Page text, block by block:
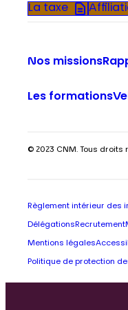
La taxe
Nos missions
Les formations
© 2023 CNM. Tous droits
Règlement intérieur des
Délégations Recrutement
Mentions légales
Politique de protection